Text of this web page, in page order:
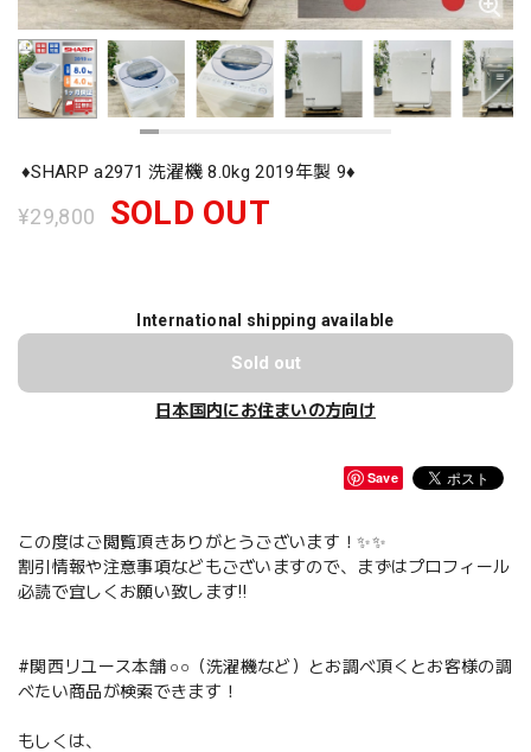
♦️SHARP a2971 洗濯機 8.0kg 2019年製 9♦️
¥29,800 SOLD OUT
International shipping available
Sold out
日本国内にお住まいの方向け
Save
この度はご閲覧頂きありがとうございます！✨✨
割引情報や注意事項などもございますので、まずはプロフィール
必読で宜しくお願い致します‼️
#関西リユース本舗 ○○（洗濯機など）とお調べ頂くとお客様の調
べたい商品が検索できます！
もしくは、